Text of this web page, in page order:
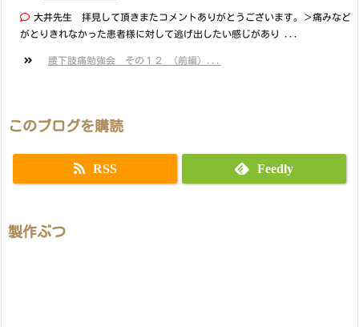
大井先生 拝見して頂きまたコメントありがとうございます。＞痛みなど
がとりきれなかった患者様に対して逃げ出したい感じがあり ...
腰下肢痛勉強会 その１２ （前編）...
このブログを購読
RSS Feedly
製作ぶつ